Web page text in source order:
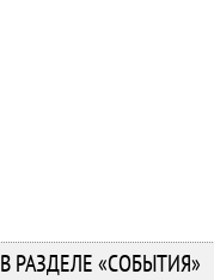
В РАЗДЕЛЕ «СОБЫТИЯ»